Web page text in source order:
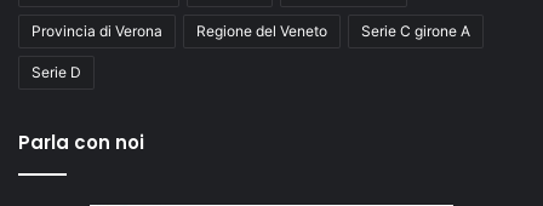
Provincia di Verona Regione del Veneto Serie C girone A
Serie D
Parla con noi